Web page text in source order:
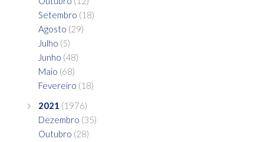
Setembro (18)
Agosto (29)
Julho (5)
Junho (48)
Maio (68)
Fevereiro (18)
2021 (1976)
Dezembro (35)
Outubro (28)